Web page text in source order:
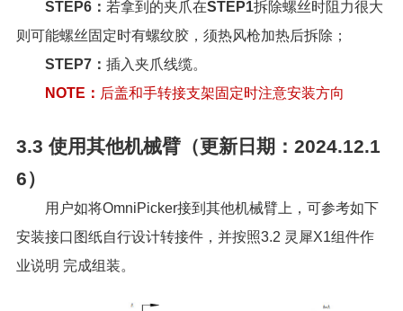
STEP6： 若拿到的夹爪在STEP1拆除螺丝时阻力很大
则可能螺丝固定时有螺纹胶，须热风枪加热后拆除；
STEP7： 插入夹爪线缆。
NOTE： 后盖和手转接支架固定时注意安装方向
3.3 使用其他机械臂（更新日期：2024.12.1
6）
用户如将OmniPicker接到其他机械臂上，可参考如下
安装接口图纸自行设计转接件，并按照3.2 灵犀X1组件作
业说明 完成组装。